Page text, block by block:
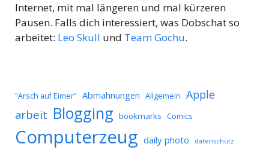
Internet, mit mal längeren und mal kürzeren
Pausen. Falls dich interessiert, was Dobschat so
arbeitet: Leo Skull und Team Gochu.
"Arsch auf Eimer" Abmahnungen Allgemein Apple
arbeit Blogging bookmarks Comics
Computerzeug daily photo datenschutz